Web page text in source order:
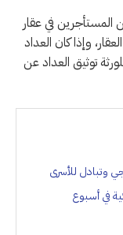
في عقار
وإذا كان العداد
توثيق العداد عن
وتبادل للأسرى